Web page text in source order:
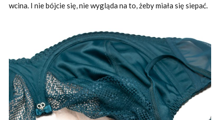
wcina. I nie bójcie się, nie wygląda na to, żeby miała się siepać.